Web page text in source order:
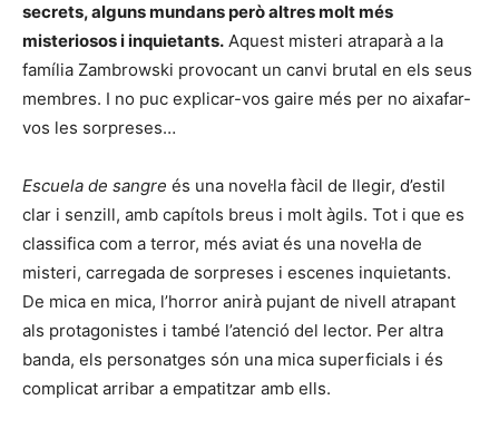
secrets, alguns mundans però altres molt més
misteriosos i inquietants. Aquest misteri atraparà a la
família Zambrowski provocant un canvi brutal en els seus
membres. I no puc explicar-vos gaire més per no aixafar-
vos les sorpreses…
Escuela de sangre és una novel·la fàcil de llegir, d’estil
clar i senzill, amb capítols breus i molt àgils. Tot i que es
classifica com a terror, més aviat és una novel·la de
misteri, carregada de sorpreses i escenes inquietants.
De mica en mica, l’horror anirà pujant de nivell atrapant
als protagonistes i també l’atenció del lector. Per altra
banda, els personatges són una mica superficials i és
complicat arribar a empatitzar amb ells.